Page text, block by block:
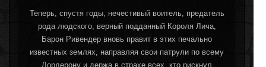
Теперь, спустя годы, нечестивый воитель, предатель
рода людского, верный подданный Короля Лича,
Барон Ривендер вновь правит в этих печально
известных землях, направляя свои патрули по всему
Лордерону и держа в страхе всех, кто рискнул